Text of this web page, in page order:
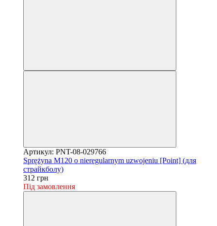
Артикул: PNT-08-029766
Sprężyna M120 o nieregularnym uzwojeniu [Point] (для
страйкболу)
312 грн
Під замовлення